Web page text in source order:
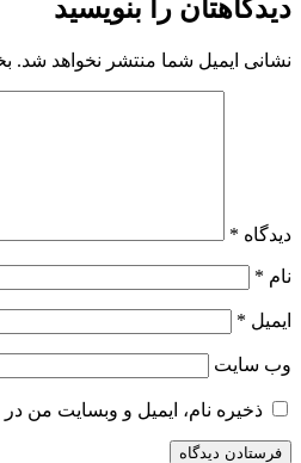
دیدگاهتان را بنویسید
نشانی ایمیل شما منتشر نخواهد شد.
دیدگاه *
نام *
ایمیل *
وب‌ سایت
ذخیره نام، ایمیل و وبسایت من